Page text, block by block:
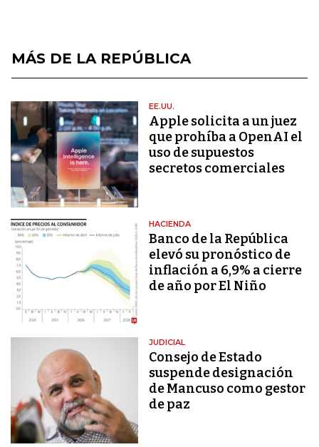
MÁS DE LA REPÚBLICA
EE.UU.
Apple solicita a un juez
que prohíba a OpenAI el
uso de supuestos
secretos comerciales
HACIENDA
Banco de la República
elevó su pronóstico de
inflación a 6,9% a cierre
de año por El Niño
JUDICIAL
Consejo de Estado
suspende designación
de Mancuso como gestor
de paz